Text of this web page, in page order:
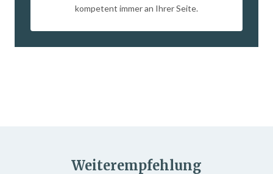
kompetent immer an Ihrer Seite.
Weiterempfehlung